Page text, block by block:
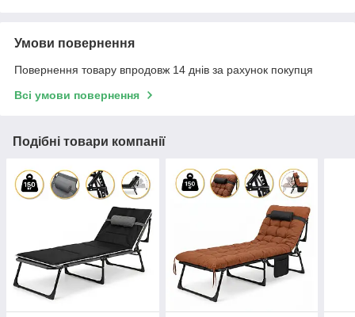
Умови повернення
Повернення товару впродовж 14 днів за рахунок покупця
Всі умови повернення
Подібні товари компанії